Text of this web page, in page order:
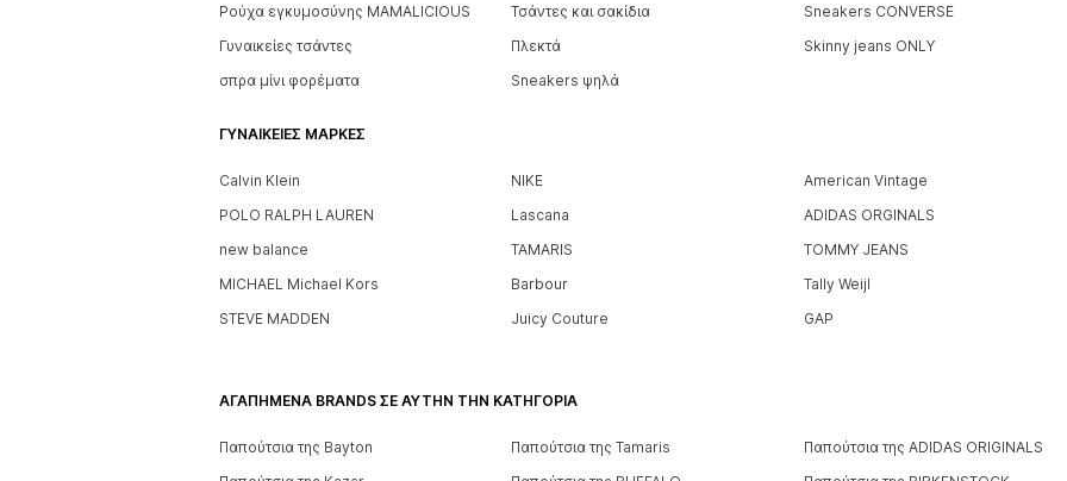
Ρούχα εγκυμοσύνης MAMALICIOUS
Τσάντες και σακίδια Sneakers CONVERSE
Γυναικείες τσάντες
Πλεκτά Skinny jeans ONLY
σπρα μίνι φορέματα
Sneakers ψηλά
ΓΥΝΑΙΚΕΊΕΣ ΜΆΡΚΕΣ
Calvin Klein NIKE American Vintage
POLO RALPH LAUREN
Lascana ADIDAS ORGINALS
new balance
TAMARIS TOMMY JEANS
MICHAEL Michael Kors
Barbour Tally Weijl
STEVE MADDEN
Juicy Couture GAP
ΑΓΑΠΗΜΈΝΑ BRANDS ΣΕ ΑΥΤΉΝ ΤΗΝ ΚΑΤΗΓΟΡΊΑ
Παπούτσια της Bayton Παπούτσια της Tamaris Παπούτσια της ADIDAS ORIGINALS